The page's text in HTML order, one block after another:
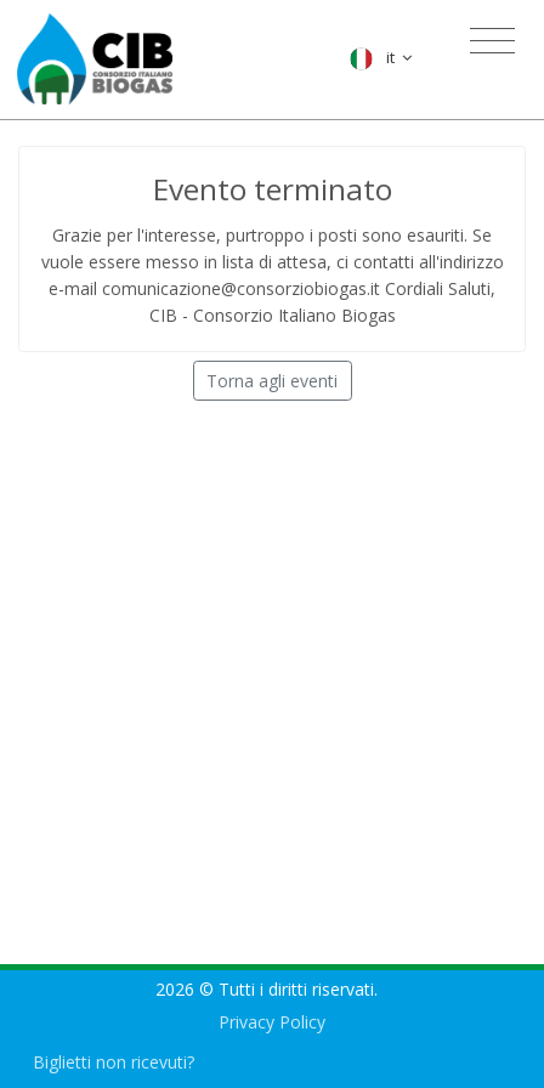
it
Evento terminato
Grazie per l'interesse, purtroppo i posti sono esauriti. Se
vuole essere messo in lista di attesa, ci contatti all'indirizzo
e-mail comunicazione@consorziobiogas.it Cordiali Saluti,
CIB - Consorzio Italiano Biogas
Torna agli eventi
2026 © Tutti i diritti riservati.
Privacy Policy
Biglietti non ricevuti?